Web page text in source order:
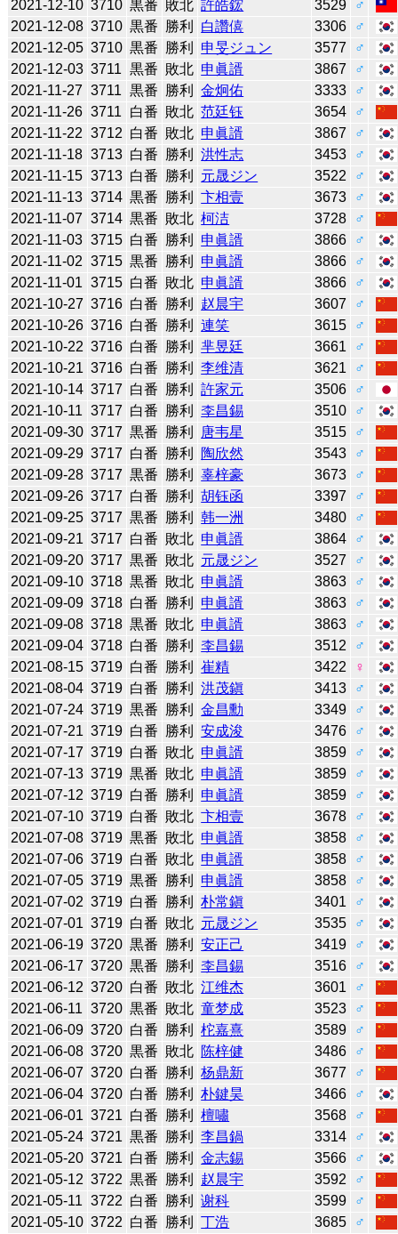
2021-12-10 3710 黒番 敗北 許皓鋐 3529
♂
2021-12-08 3710 黒番 勝利 白讚僖 3306
♂
2021-12-05 3710 黒番 勝利 申旻ジュン 3577
♂
2021-12-03 3711 黒番 敗北 申眞諝 3867
♂
2021-11-27 3711 黒番 勝利 金炯佑 3333
♂
2021-11-26 3711 白番 敗北 范廷钰 3654
♂
2021-11-22 3712 白番 敗北 申眞諝 3867
♂
2021-11-18 3713 白番 勝利 洪性志 3453
♂
2021-11-15 3713 白番 勝利 元晟ジン 3522
♂
2021-11-13 3714 黒番 勝利 卞相壹 3673
♂
2021-11-07 3714 黒番 敗北 柯洁 3728
♂
2021-11-03 3715 白番 勝利 申眞諝 3866
♂
2021-11-02 3715 黒番 勝利 申眞諝 3866
♂
2021-11-01 3715 白番 敗北 申眞諝 3866
♂
2021-10-27 3716 白番 勝利 赵晨宇 3607
♂
2021-10-26 3716 白番 勝利 連笑 3615
♂
2021-10-22 3716 白番 勝利 芈昱廷 3661
♂
2021-10-21 3716 白番 勝利 李维清 3621
♂
2021-10-14 3717 白番 勝利 許家元 3506
♂
2021-10-11 3717 白番 勝利 李昌錫 3510
♂
2021-09-30 3717 黒番 勝利 唐韦星 3515
♂
2021-09-29 3717 白番 勝利 陶欣然 3543
♂
2021-09-28 3717 黒番 勝利 辜梓豪 3673
♂
2021-09-26 3717 白番 勝利 胡钰函 3397
♂
2021-09-25 3717 黒番 勝利 韩一洲 3480
♂
2021-09-21 3717 白番 敗北 申眞諝 3864
♂
2021-09-20 3717 黒番 敗北 元晟ジン 3527
♂
2021-09-10 3718 黒番 敗北 申眞諝 3863
♂
2021-09-09 3718 白番 勝利 申眞諝 3863
♂
2021-09-08 3718 黒番 敗北 申眞諝 3863
♂
2021-09-04 3718 白番 勝利 李昌錫 3512
♂
2021-08-15 3719 白番 勝利 崔精 3422
♀
2021-08-04 3719 白番 勝利 洪茂鎭 3413
♂
2021-07-24 3719 黒番 勝利 金昌勳 3349
♂
2021-07-21 3719 白番 勝利 安成浚 3476
♂
2021-07-17 3719 白番 敗北 申眞諝 3859
♂
2021-07-13 3719 黒番 敗北 申眞諝 3859
♂
2021-07-12 3719 白番 勝利 申眞諝 3859
♂
2021-07-10 3719 白番 敗北 卞相壹 3678
♂
2021-07-08 3719 黒番 敗北 申眞諝 3858
♂
2021-07-06 3719 白番 敗北 申眞諝 3858
♂
2021-07-05 3719 黒番 勝利 申眞諝 3858
♂
2021-07-02 3719 白番 勝利 朴常鎭 3401
♂
2021-07-01 3719 白番 敗北 元晟ジン 3535
♂
2021-06-19 3720 黒番 勝利 安正己 3419
♂
2021-06-17 3720 黒番 勝利 李昌錫 3516
♂
2021-06-12 3720 白番 敗北 江维杰 3601
♂
2021-06-11 3720 黒番 敗北 童梦成 3523
♂
2021-06-09 3720 白番 勝利 柁嘉熹 3589
♂
2021-06-08 3720 黒番 敗北 陈梓健 3486
♂
2021-06-07 3720 白番 勝利 杨鼎新 3677
♂
2021-06-04 3720 白番 勝利 朴鍵昊 3466
♂
2021-06-01 3721 白番 勝利 檀嘯 3568
♂
2021-05-24 3721 黒番 勝利 李昌鍋 3314
♂
2021-05-20 3721 白番 勝利 金志錫 3566
♂
2021-05-12 3722 黒番 勝利 赵晨宇 3592
♂
2021-05-11 3722 白番 勝利 谢科 3599
♂
2021-05-10 3722 白番 勝利 丁浩 3685
♂